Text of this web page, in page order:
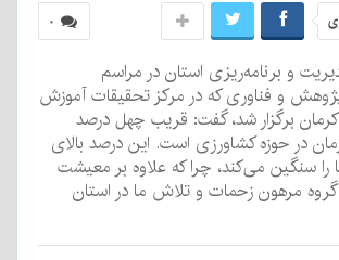
۰
و برنامه‌ریزی استان در مراسم
و فناوری که در مرکز تحقیقات آموزش
برگزار شد، گفت: قریب چهل درصد
در حوزه کشاورزی است. این درصد بالای
را سنگین می‌کند، چرا که علاوه بر معیشت
گروه مرهون زحمات و تلاش ما در استان